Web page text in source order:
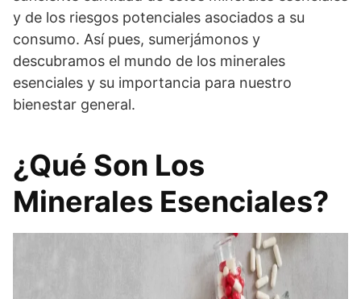
y de los riesgos potenciales asociados a su
consumo. Así pues, sumerjámonos y
descubramos el mundo de los minerales
esenciales y su importancia para nuestro
bienestar general.
¿Qué Son Los
Minerales Esenciales?